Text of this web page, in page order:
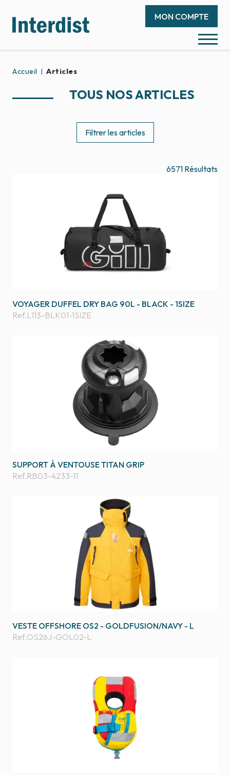
MON COMPTE
Accueil Articles
TOUS NOS ARTICLES
Filtrer les articles
6571 Résultats
VOYAGER DUFFEL DRY BAG 90L - BLACK - 1SIZE
Ref.L113-BLK01-1SIZE
SUPPORT À VENTOUSE TITAN GRIP
Ref.RB03-4233-11
VESTE OFFSHORE OS2 - GOLDFUSION/NAVY - L
Ref.OS26J-GOL02-L